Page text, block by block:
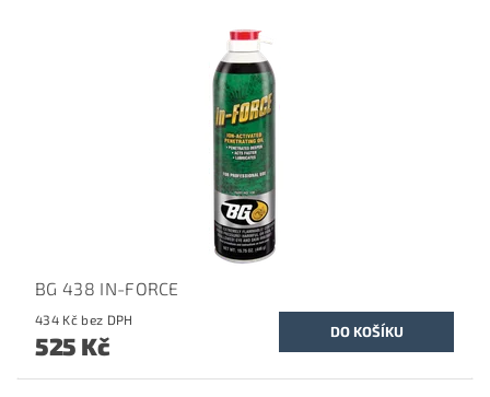
BG 438 IN-FORCE
434 Kč bez DPH
525 Kč